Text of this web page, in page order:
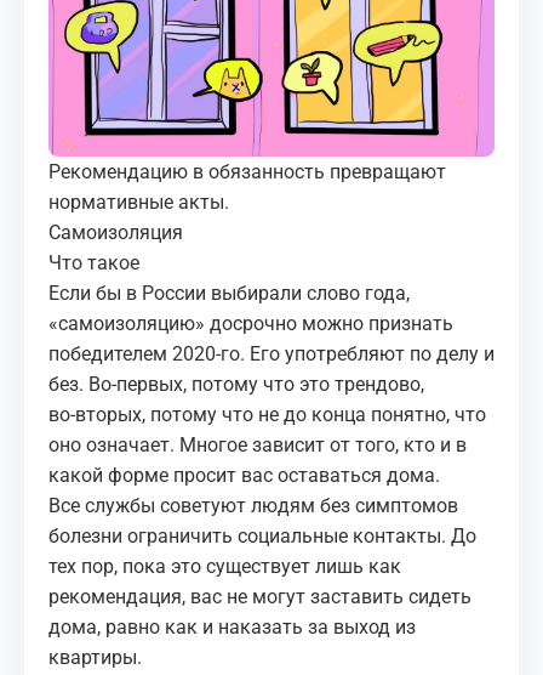
МЕДИА
КОРТЫ
КОНТАКТЫ
UZ-PIN
Рекомендацию в обязанность превращают
нормативные акты.
Самоизоляция
Что такое
Если бы в России выбирали слово года,
«самоизоляцию» досрочно можно признать
победителем 2020‑го. Его употребляют по делу и
без. Во‑первых, потому что это трендово,
во‑вторых, потому что не до конца понятно, что
оно означает. Многое зависит от того, кто и в
какой форме просит вас оставаться дома.
Все службы советуют людям без симптомов
болезни ограничить социальные контакты. До
тех пор, пока это существует лишь как
рекомендация, вас не могут заставить сидеть
дома, равно как и наказать за выход из
квартиры.